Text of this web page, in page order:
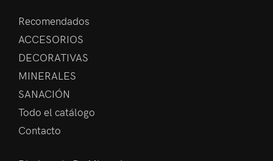
Recomendados
ACCESORIOS
DECORATIVAS
MINERALES
SANACIÓN
Todo el catálogo
Contacto